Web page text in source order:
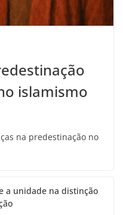
islamismo
na predestinação no
a unidade na distinção